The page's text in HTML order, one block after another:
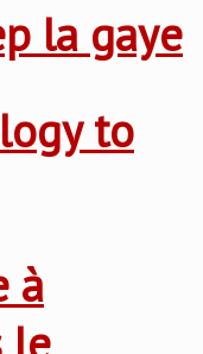
la gaye
to
à
le